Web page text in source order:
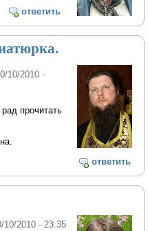
ответить
10/2010 -
прочитать
ответить
10/2010 - 23:35